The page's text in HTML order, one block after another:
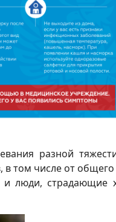
разной
том числе от
страдающие